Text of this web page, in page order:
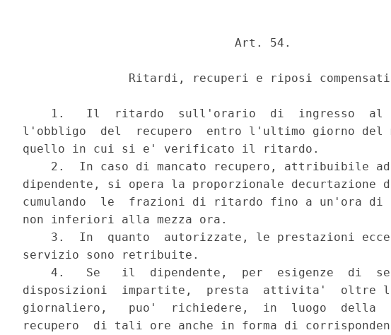
                              Art. 54.
Ritardi, recuperi e riposi
1.   Il  ritardo  sull'orario  di  ingresso  al
l'obbligo  del  recupero  entro l'ultimo giorno del
quello in cui si e' verificato il ritardo.
2.  In caso di mancato recupero, attribuibile
dipendente, si opera la proporzionale decurtazione
cumulando  le  frazioni di ritardo fino a un'ora di
non inferiori alla mezza ora.
3.  In  quanto  autorizzate, le prestazioni
servizio sono retribuite.
4.   Se   il  dipendente,  per  esigenze  di
disposizioni  impartite,  presta  attivita'  oltre
giornaliero,   puo'  richiedere,  in  luogo  della
recupero  di tali ore anche in forma di